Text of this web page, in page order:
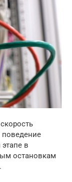
поведение
в
остановкам